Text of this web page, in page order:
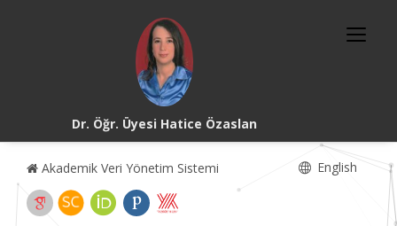
Dr. Öğr. Üyesi Hatice Özaslan
Akademik Veri Yönetim Sistemi English